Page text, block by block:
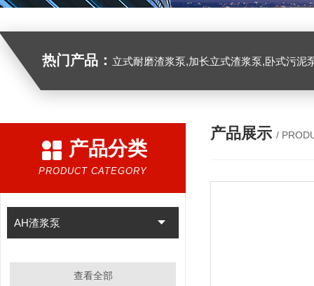
热门产品： 立式耐磨渣浆泵,加长立式渣浆泵,卧式污泥
产品分类
PRODUCT CATEGORY
AH渣浆泵
查看全部
产品展示 /